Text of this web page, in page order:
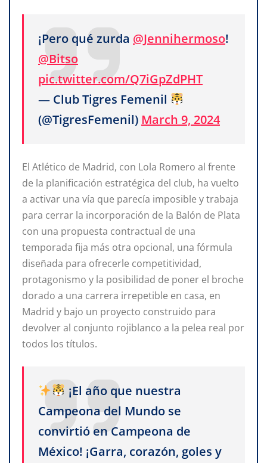
¡Pero qué zurda @Jennihermoso!
@Bitso
pic.twitter.com/Q7iGpZdPHT
— Club Tigres Femenil
(@TigresFemenil) March 9, 2024
El Atlético de Madrid, con Lola Romero al frente
de la planificación estratégica del club, ha vuelto
a activar una vía que parecía imposible y trabaja
para cerrar la incorporación de la Balón de Plata
con una propuesta contractual de una
temporada fija más otra opcional, una fórmula
diseñada para ofrecerle competitividad,
protagonismo y la posibilidad de poner el broche
dorado a una carrera irrepetible en casa, en
Madrid y bajo un proyecto construido para
devolver al conjunto rojiblanco a la pelea real por
todos los títulos.
¡El año que nuestra
Campeona del Mundo se
convirtió en Campeona de
México! ¡Garra, corazón, goles y